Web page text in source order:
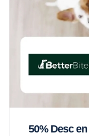
50% Desc